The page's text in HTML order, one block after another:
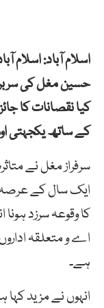
اسلام آباد: اسلام
حسین مغل کی
کیا نقصانات کا
کے ساتھ یکجہتی
سرفراز مغل نے
ایک سال کے عرصہ
کا وقوعہ سرزد
اے و متعلقہ
ہے۔
انہوں نے مزید کہا